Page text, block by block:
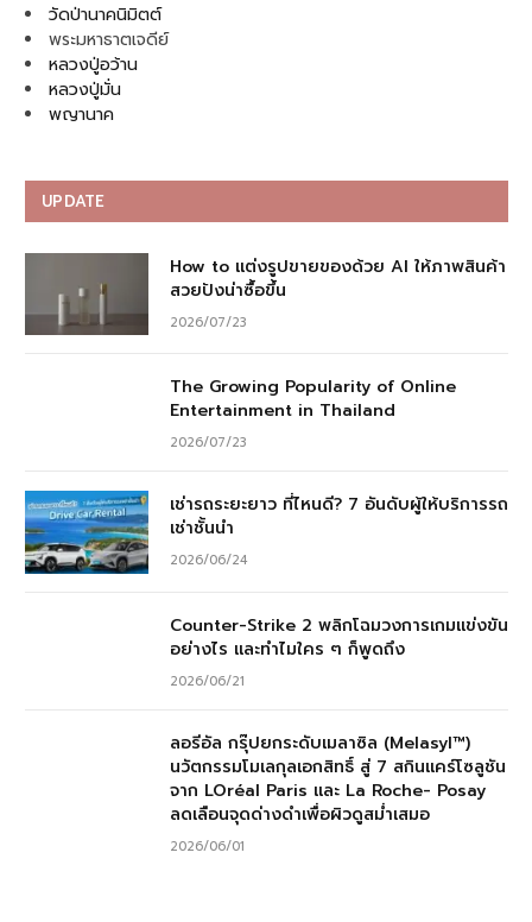
วัดป่านาคนิมิตต์
พระมหาธาตเจดีย์
หลวงปู่อว้าน
หลวงปู่มั่น
พญานาค
UPDATE
How to แต่งรูปขายของด้วย AI ให้ภาพสินค้า
สวยปังน่าซื้อขึ้น
2026/07/23
The Growing Popularity of Online
Entertainment in Thailand
2026/07/23
เช่ารถระยะยาว ที่ไหนดี? 7 อันดับผู้ให้บริการรถ
เช่าชั้นนำ
2026/06/24
Counter-Strike 2 พลิกโฉมวงการเกมแข่งขัน
อย่างไร และทำไมใคร ๆ ก็พูดถึง
2026/06/21
ลอรีอัล กรุ๊ปยกระดับเมลาซิล (Melasyl™)
นวัตกรรมโมเลกุลเอกสิทธิ์ สู่ 7 สกินแคร์โซลูชัน
จาก LOréal Paris และ La Roche- Posay
ลดเลือนจุดด่างดำเพื่อผิวดูสม่ำเสมอ
2026/06/01